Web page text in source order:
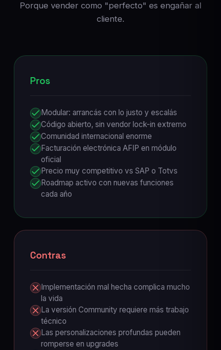
Porque vender como "perfecto" es engañar al
cliente.
Pros
Modular: arrancás con lo justo y escalás
Código abierto, sin vendor lock-in extremo
Comunidad internacional enorme
Facturación electrónica AFIP en módulo
oficial
Precio muy competitivo vs SAP o Totvs
Roadmap activo con nuevas funciones
cada año
Contras
Implementación mal hecha complica mucho
la vida
La versión Community requiere más trabajo
técnico
Las personalizaciones profundas pueden
romperse en upgrades